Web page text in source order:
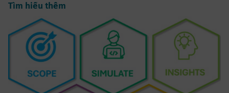
Tìm hiểu thêm